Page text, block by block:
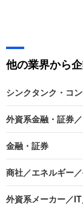
他の業界から
シンクタンク・コ
外資系金融・証券
金融・証券
商社／エネルギー
外資系メーカー／